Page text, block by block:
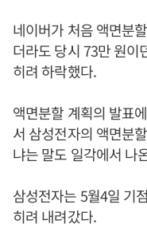
네이버가 처음 액면분
더라도 당시 73만 원이
히려 하락했다.
액면분할 계획의 발표
서 삼성전자의 액면분
냐는 말도 일각에서 나
삼성전자는 5월4일 기
히려 내려갔다.